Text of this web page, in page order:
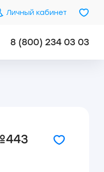
Личный кабинет
8 (800) 234 03 03